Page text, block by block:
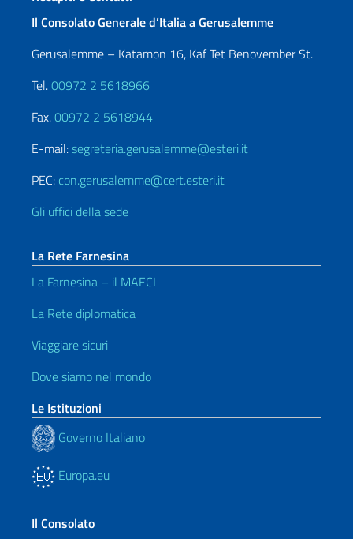
Il Consolato Generale d’Italia a Gerusalemme
Gerusalemme – Katamon 16, Kaf Tet Benovember St.
Tel.00972 2 5618966
Fax.00972 2 5618944
E-mail:segreteria.gerusalemme@esteri.it
PEC: con.gerusalemme@cert.esteri.it
Gli uffici della sede
La Rete Farnesina
La Farnesina – il MAECI
La Rete diplomatica
Viaggiare sicuri
Dove siamo nel mondo
Le Istituzioni
Governo Italiano
Europa.eu
Il Consolato